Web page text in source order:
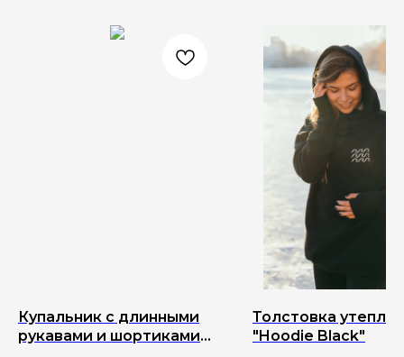
Купальник c длинными
рукавами и шортиками
Толстовка
"Hoodie Black"